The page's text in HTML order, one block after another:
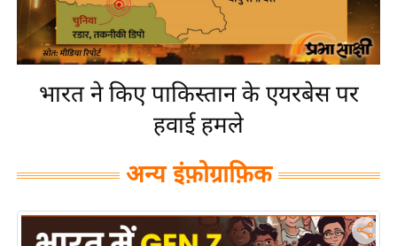
ने
स
उ
त
भारत ने किए पाकिस्तान के एयरबेस पर
हवाई हमले
अन्य इंफ़ोग्राफ़िक